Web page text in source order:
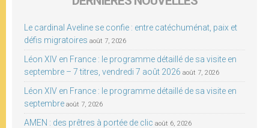
Le cardinal Aveline se confie : entre catéchuménat, paix et
défis migratoires août 7, 2026
Léon XIV en France : le programme détaillé de sa visite en
septembre – 7 titres, vendredi 7 août 2026 août 7, 2026
Léon XIV en France : le programme détaillé de sa visite en
septembre août 7, 2026
AMEN : des prêtres à portée de clic août 6, 2026